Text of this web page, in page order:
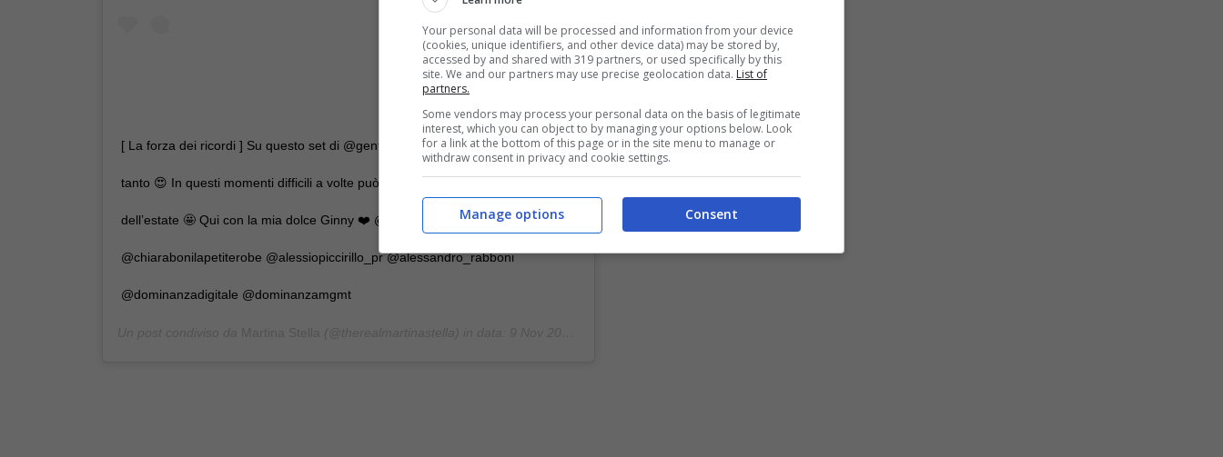
[ La forza dei ricordi ] Su questo set di @gentesettimanale ci siamo divertite
tanto 😍 In questi momenti difficili a volte può far bene pensare ai ricordi belli
dell’estate 🤩 Qui con la mia dolce Ginny ❤️ @gentesettimanale
@chiarabonilapetiterobe @alessiopiccirillo_pr @alessandro_rabboni
@dominanzadigitale @dominanzamgmt
Your personal data will be processed and information from your device
(cookies, unique identifiers, and other device data) may be stored by,
accessed by and shared with 319 partners, or used specifically by this
site. We and our partners may use precise geolocation data. List of
partners.
Some vendors may process your personal data on the basis of legitimate
interest, which you can object to by managing your options below. Look
for a link at the bottom of this page or in the site menu to manage or
withdraw consent in privacy and cookie settings.
Consent
Manage options